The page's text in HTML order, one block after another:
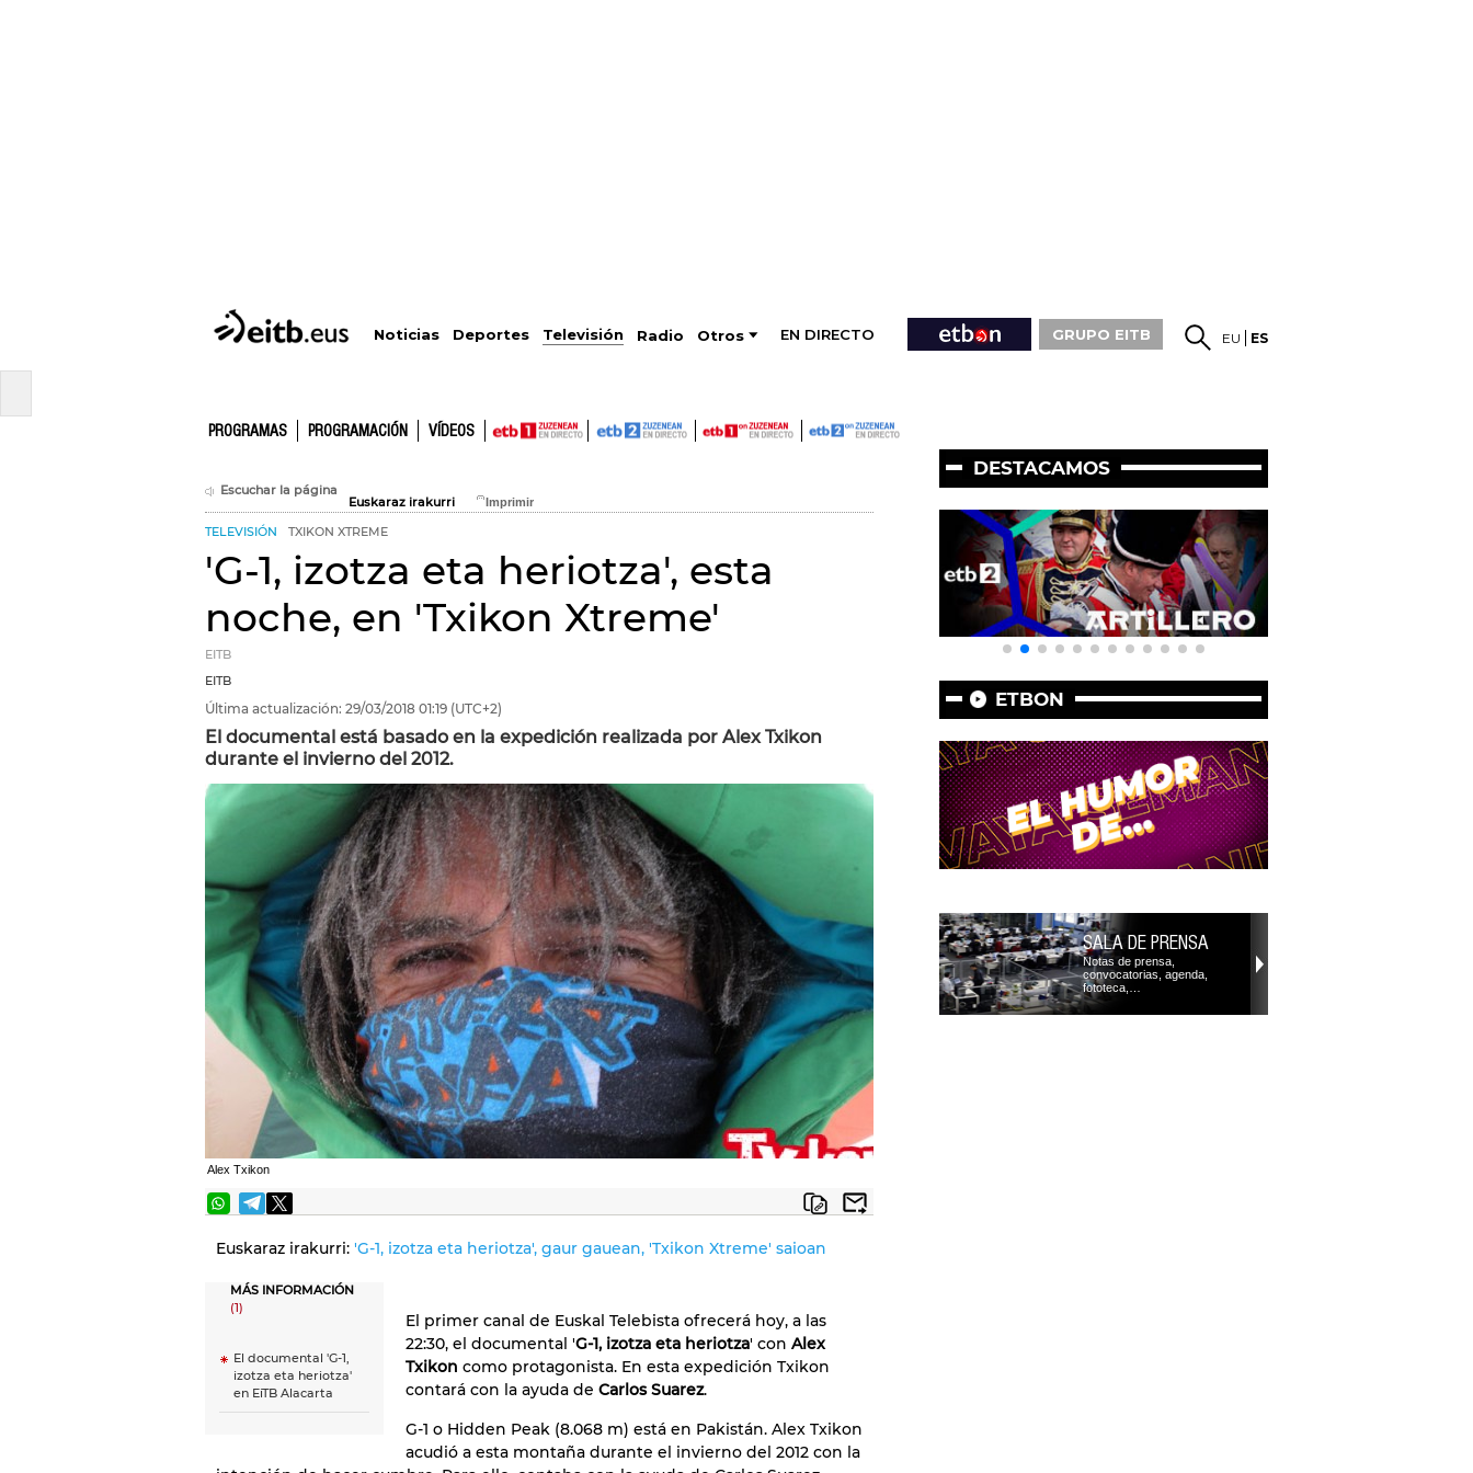
Noticias Deportes Televisión Radio Otros EN DIRECTO GRUPO EITB EU ES
PROGRAMAS PROGRAMACIÓN VÍDEOS
Escuchar la página
Euskaraz irakurri
TELEVISIÓN TXIKON XTREME
'G-1, izotza eta heriotza', esta
noche, en 'Txikon Xtreme'
EITB
EITB
Última actualización: 29/03/2018 01:19 (UTC+2)
El documental está basado en la expedición realizada por Alex Txikon
durante el invierno del 2012.
Alex Txikon
Euskaraz irakurri: 'G-1, izotza eta heriotza', gaur gauean, 'Txikon Xtreme' saioan
MÁS INFORMACIÓN
(1)
El documental 'G-1,
izotza eta heriotza'
en EiTB Alacarta
El primer canal de Euskal Telebista ofrecerá hoy, a las
22:30, el documental 'G-1, izotza eta heriotza' con Alex
Txikon como protagonista. En esta expedición Txikon
contará con la ayuda de Carlos Suarez.
G-1 o Hidden Peak (8.068 m) está en Pakistán. Alex Txikon
acudió a esta montaña durante el invierno del 2012 con la
DESTACAMOS
ETBON
SALA DE PRENSA
Notas de prensa,
convocatorias, agenda,
fototeca,…